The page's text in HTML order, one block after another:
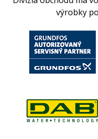
výrobky